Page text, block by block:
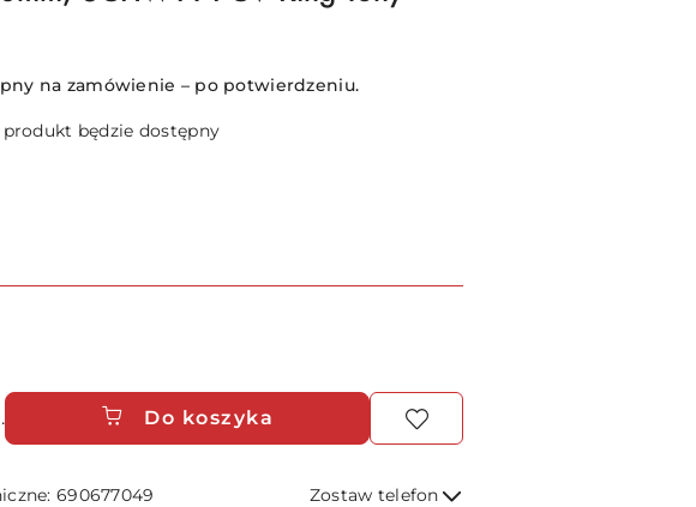
na zamówienie – po potwierdzeniu.
będzie dostępny
Do koszyka
690677049 Zostaw telefon